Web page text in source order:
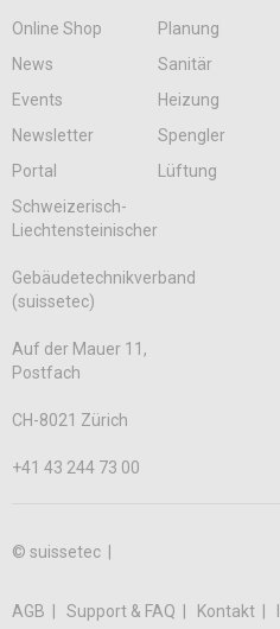
Online Shop
Planung
News
Sanitär
Events
Heizung
Newsletter
Spengler
Portal
Lüftung
Schweizerisch-
Liechtensteinischer
Gebäudetechnikverband
(suissetec)
Auf der Mauer 11,
Postfach
CH-8021 Zürich
+41 43 244 73 00
© suissetec |
AGB Support & FAQ Kontakt